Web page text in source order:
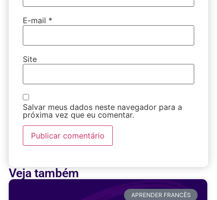
E-mail *
Site
Salvar meus dados neste navegador para a
próxima vez que eu comentar.
Veja também
APRENDER FRANCÊS